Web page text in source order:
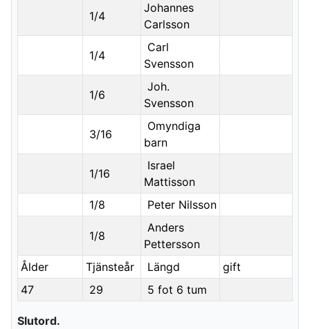
1/4
Johannes
Carlsson
1/4
Carl
Svensson
1/6
Joh.
Svensson
3/16
Omyndiga
barn
1/16
Israel
Mattisson
1/8
Peter Nilsson
1/8
Anders
Pettersson
Ålder
Tjänsteår Längd
gift
47
29 5 fot 6 tum
Slutord.